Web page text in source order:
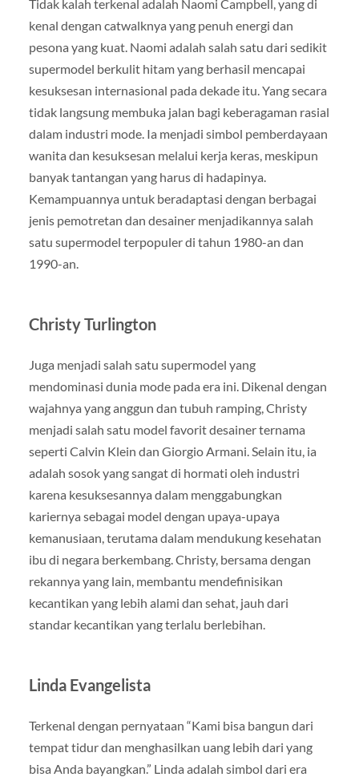
Tidak kalah terkenal adalah Naomi Campbell, yang di
kenal dengan catwalknya yang penuh energi dan
pesona yang kuat. Naomi adalah salah satu dari sedikit
supermodel berkulit hitam yang berhasil mencapai
kesuksesan internasional pada dekade itu. Yang secara
tidak langsung membuka jalan bagi keberagaman rasial
dalam industri mode. Ia menjadi simbol pemberdayaan
wanita dan kesuksesan melalui kerja keras, meskipun
banyak tantangan yang harus di hadapinya.
Kemampuannya untuk beradaptasi dengan berbagai
jenis pemotretan dan desainer menjadikannya salah
satu supermodel terpopuler di tahun 1980-an dan
1990-an.
Christy Turlington
Juga menjadi salah satu supermodel yang
mendominasi dunia mode pada era ini. Dikenal dengan
wajahnya yang anggun dan tubuh ramping, Christy
menjadi salah satu model favorit desainer ternama
seperti Calvin Klein dan Giorgio Armani. Selain itu, ia
adalah sosok yang sangat di hormati oleh industri
karena kesuksesannya dalam menggabungkan
kariernya sebagai model dengan upaya-upaya
kemanusiaan, terutama dalam mendukung kesehatan
ibu di negara berkembang. Christy, bersama dengan
rekannya yang lain, membantu mendefinisikan
kecantikan yang lebih alami dan sehat, jauh dari
standar kecantikan yang terlalu berlebihan.
Linda Evangelista
Terkenal dengan pernyataan “Kami bisa bangun dari
tempat tidur dan menghasilkan uang lebih dari yang
bisa Anda bayangkan.” Linda adalah simbol dari era